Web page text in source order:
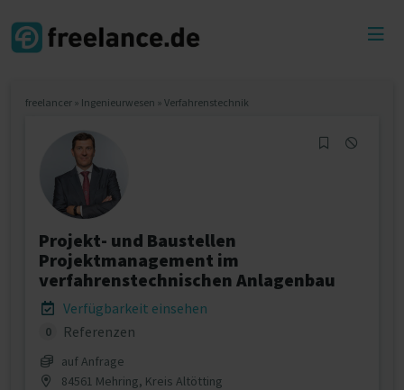
freelancer » Ingenieurwesen » Verfahrenstechnik
Projekt- und Baustellen
Projektmanagement im
verfahrenstechnischen Anlagenbau
Verfügbarkeit einsehen
0 Referenzen
auf Anfrage
84561 Mehring, Kreis Altötting